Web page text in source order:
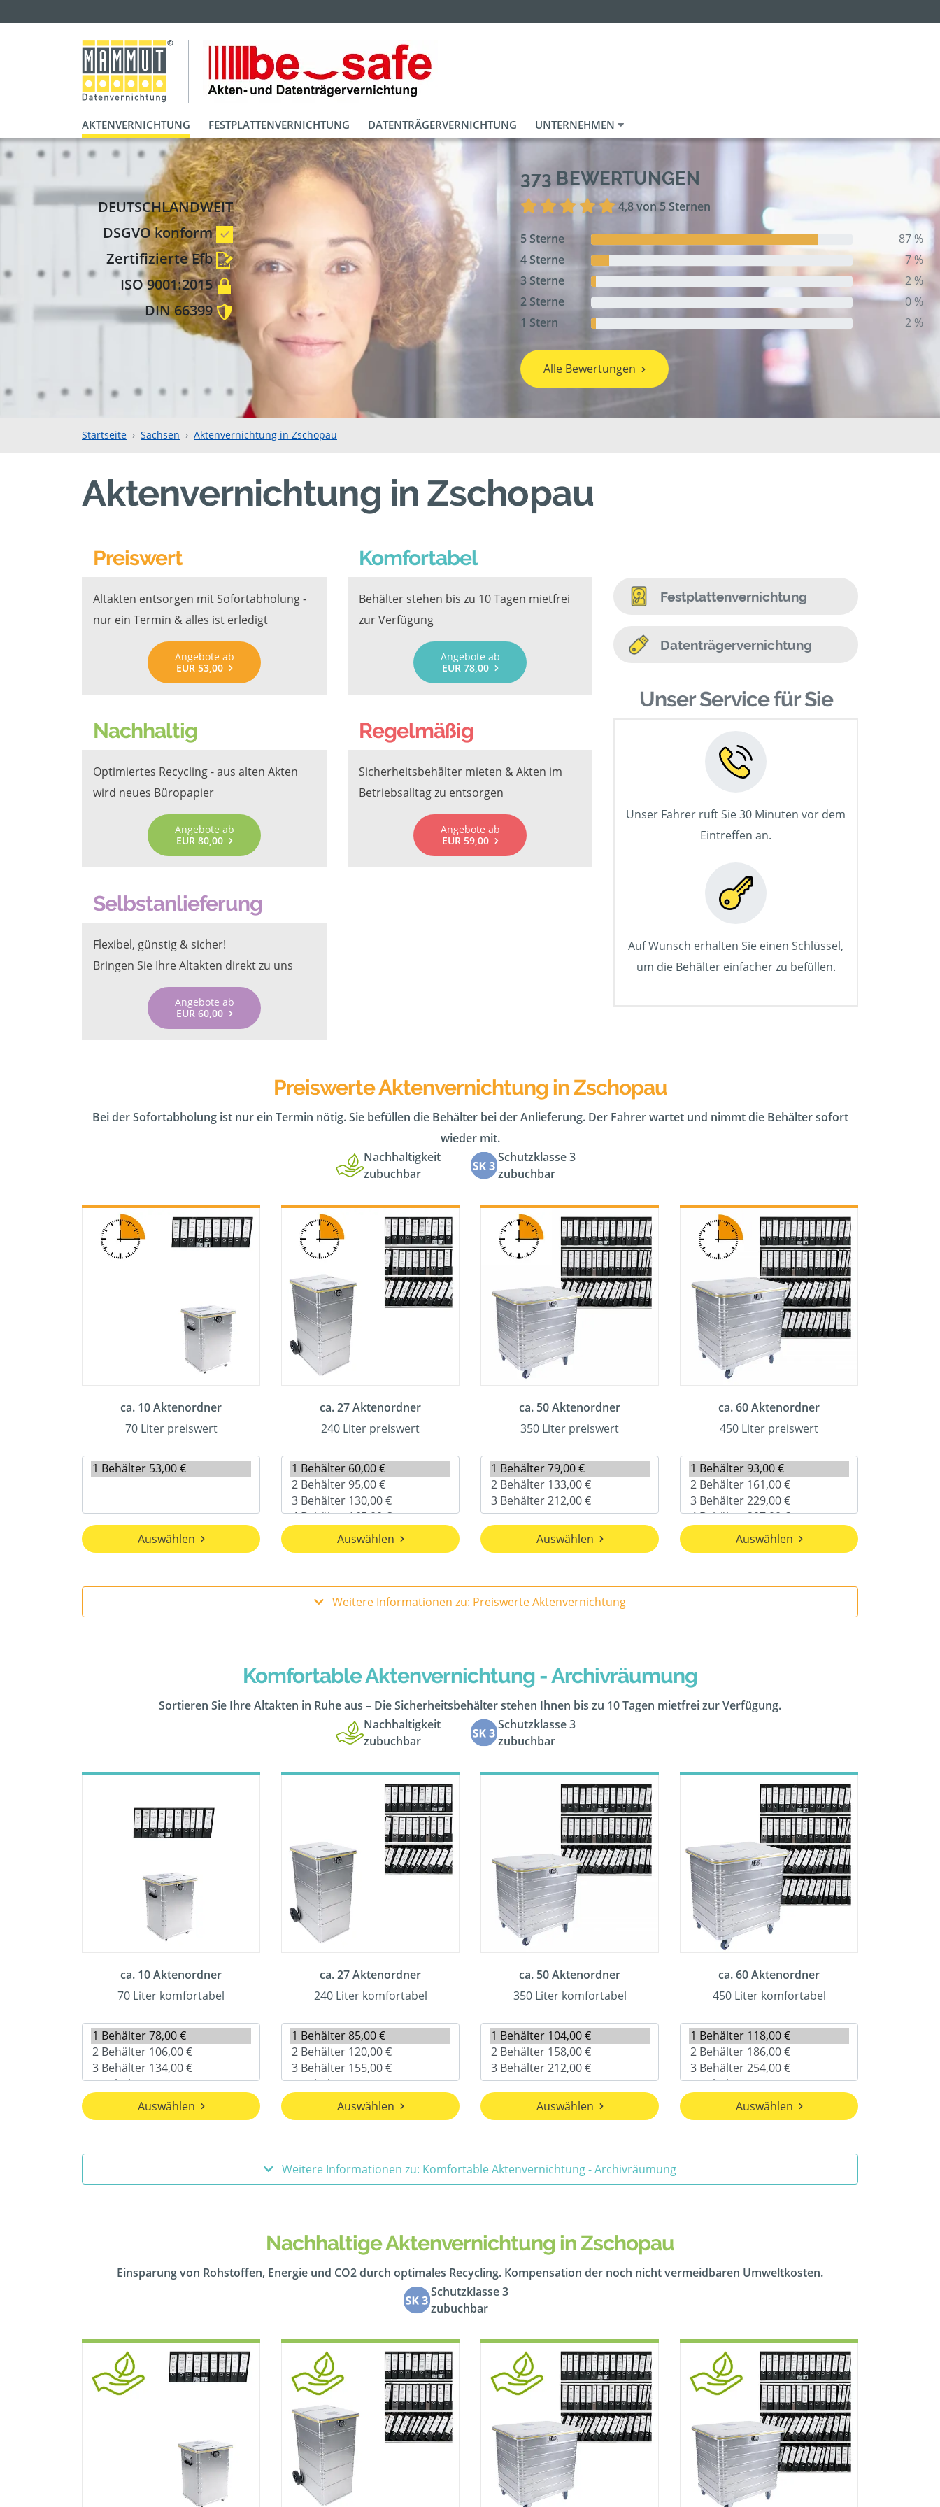
AKTENVERNICHTUNG FESTPLATTENVERNICHTUNG DATENTRÄGERVERNICHTUNG UNTERNEHMEN
DEUTSCHLANDWEIT
DSGVO konform
Zertifizierte Efb
ISO 9001:2015
DIN 66399
373 BEWERTUNGEN
4,8 von 5 Sternen
5 Sterne
87 %
4 Sterne
7 %
3 Sterne
2 %
2 Sterne
0 %
1 Stern
2 %
Alle Bewertungen
Startseite Sachsen Aktenvernichtung in Zschopau
Aktenvernichtung in Zschopau
Preiswert
Altakten entsorgen mit Sofortabholung -
nur ein Termin & alles ist erledigt
Angebote ab
EUR 53,00
Komfortabel
Behälter stehen bis zu 10 Tagen mietfrei
zur Verfügung
Angebote ab
EUR 78,00
Nachhaltig
Optimiertes Recycling - aus alten Akten
wird neues Büropapier
Angebote ab
EUR 80,00
Regelmäßig
Sicherheitsbehälter mieten & Akten im
Betriebsalltag zu entsorgen
Angebote ab
EUR 59,00
Selbstanlieferung
Flexibel, günstig & sicher!
Bringen Sie Ihre Altakten direkt zu uns
Angebote ab
EUR 60,00
Festplattenvernichtung
Datenträgervernichtung
Unser Service für Sie
Unser Fahrer ruft Sie 30 Minuten vor dem
Eintreffen an.
Auf Wunsch erhalten Sie einen Schlüssel,
um die Behälter einfacher zu befüllen.
Preiswerte Aktenvernichtung in Zschopau
Bei der Sofortabholung ist nur ein Termin nötig. Sie befüllen die Behälter bei der Anlieferung. Der Fahrer wartet und nimmt die Behälter sofort
wieder mit.
Nachhaltigkeit
zubuchbar
Schutzklasse 3
zubuchbar
ca. 10 Aktenordner
70 Liter preiswert
Auswählen
ca. 27 Aktenordner
240 Liter preiswert
Auswählen
ca. 50 Aktenordner
350 Liter preiswert
Auswählen
ca. 60 Aktenordner
450 Liter preiswert
Auswählen
Weitere Informationen zu: Preiswerte Aktenvernichtung
Komfortable Aktenvernichtung - Archivräumung
Sortieren Sie Ihre Altakten in Ruhe aus – Die Sicherheitsbehälter stehen Ihnen bis zu 10 Tagen mietfrei zur Verfügung.
Nachhaltigkeit
zubuchbar
Schutzklasse 3
zubuchbar
ca. 10 Aktenordner
70 Liter komfortabel
Auswählen
ca. 27 Aktenordner
240 Liter komfortabel
Auswählen
ca. 50 Aktenordner
350 Liter komfortabel
Auswählen
ca. 60 Aktenordner
450 Liter komfortabel
Auswählen
Weitere Informationen zu: Komfortable Aktenvernichtung - Archivräumung
Nachhaltige Aktenvernichtung in Zschopau
Einsparung von Rohstoffen, Energie und CO2 durch optimales Recycling. Kompensation der noch nicht vermeidbaren Umweltkosten.
Schutzklasse 3
zubuchbar